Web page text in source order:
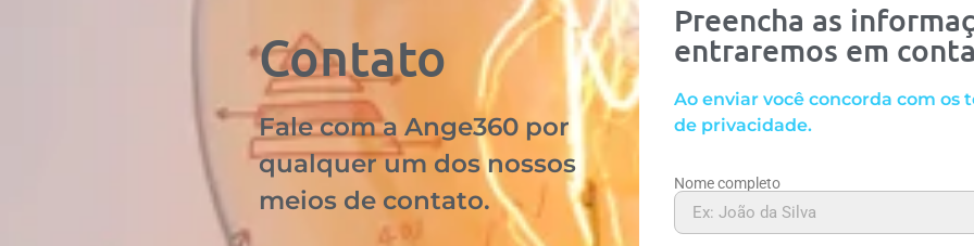
Contato
Fale com a Ange360 por
qualquer um dos nossos
meios de contato.
Preencha as
entraremos em
Ao enviar você concorda com os
de privacidade.
Nome completo